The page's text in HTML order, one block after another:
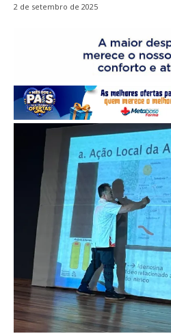
2 de setembro de 2025